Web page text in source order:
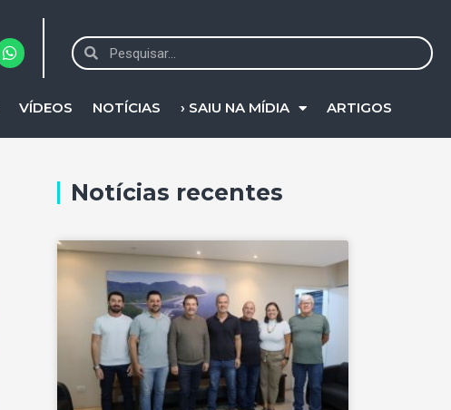
VÍDEOS NOTÍCIAS › SAIU NA MÍDIA ARTIGOS
Notícias recentes